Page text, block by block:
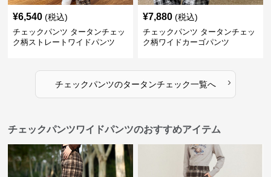
¥6,540 (税込)
チェックパンツ タータンチェッ
ク柄ストレートワイドパンツ
¥7,880 (税込)
チェックパンツ タータンチェッ
ク柄ワイドカーゴパンツ
チェックパンツのタータンチェック一覧へ ›
チェックパンツワイドパンツのおすすめアイテム